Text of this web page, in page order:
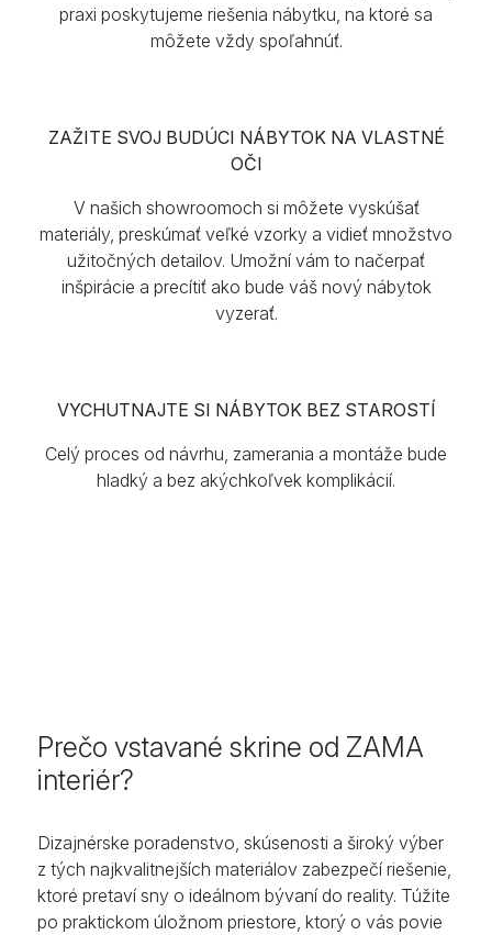
praxi poskytujeme riešenia nábytku, na ktoré sa
môžete vždy spoľahnúť.
ZAŽITE SVOJ BUDÚCI NÁBYTOK NA VLASTNÉ
OČI
V našich showroomoch si môžete vyskúšať
materiály, preskúmať veľké vzorky a vidieť množstvo
užitočných detailov. Umožní vám to načerpať
inšpirácie a precítiť ako bude váš nový nábytok
vyzerať.
VYCHUTNAJTE SI NÁBYTOK BEZ STAROSTÍ
Celý proces od návrhu, zamerania a montáže bude
hladký a bez akýchkoľvek komplikácií.
Prečo vstavané skrine od ZAMA
interiér?
Dizajnérske poradenstvo, skúsenosti a široký výber
z tých najkvalitnejších materiálov zabezpečí riešenie,
ktoré pretaví sny o ideálnom bývaní do reality. Túžite
po praktickom úložnom priestore, ktorý o vás povie